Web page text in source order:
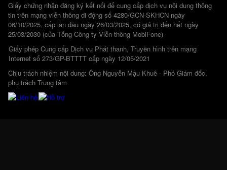
Giấy chứng nhận đăng ký kết nối để cung cấp dịch vụ nội dung thông
tin trên mạng viễn thông di động số 4280/GCN-SKHCN ngày
06/10/2025, cấp lần đầu ngày 26/03/2025, có giá trị đến hết ngày
25/03/2030 (của Tổng Công ty Viễn thông MobiFone)
Giấy phép Cung cấp Dịch vụ Phát thanh, Truyền hình trên mạng
Internet số 273/GP-BTTTT cấp ngày 12/05/2021
Chịu trách nhiệm nội dung: Ông Nguyễn Mậu Khuê - Phó Giám đốc,
phụ trách Trung tâm